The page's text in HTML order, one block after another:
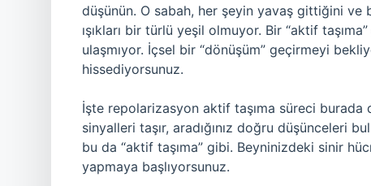
düşünün. O sabah, her şeyin yavaş gittiğini
ışıkları bir türlü yeşil olmuyor. Bir “aktif
ulaşmıyor. İçsel bir “dönüşüm” geçirmeyi
hissediyorsunuz.
İşte repolarizasyon aktif taşıma süreci
sinyalleri taşır, aradığınız doğru düşünceleri
bu da “aktif taşıma” gibi. Beyninizdeki sinir
yapmaya başlıyorsunuz.